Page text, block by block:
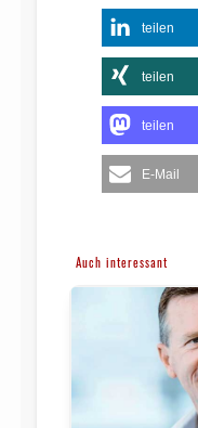
teilen
teilen
teilen
E-Mail
Auch interessant